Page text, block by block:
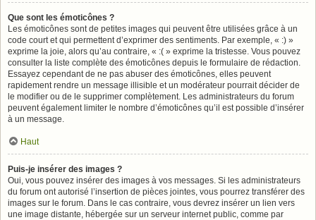
Que sont les émoticônes ?
Les émoticônes sont de petites images qui peuvent être utilisées grâce à un
code court et qui permettent d’exprimer des sentiments. Par exemple, « :) »
exprime la joie, alors qu’au contraire, « :( » exprime la tristesse. Vous pouvez
consulter la liste complète des émoticônes depuis le formulaire de rédaction.
Essayez cependant de ne pas abuser des émoticônes, elles peuvent
rapidement rendre un message illisible et un modérateur pourrait décider de
le modifier ou de le supprimer complètement. Les administrateurs du forum
peuvent également limiter le nombre d’émoticônes qu’il est possible d’insérer
à un message.
Haut
Puis-je insérer des images ?
Oui, vous pouvez insérer des images à vos messages. Si les administrateurs
du forum ont autorisé l’insertion de pièces jointes, vous pourrez transférer des
images sur le forum. Dans le cas contraire, vous devrez insérer un lien vers
une image distante, hébergée sur un serveur internet public, comme par